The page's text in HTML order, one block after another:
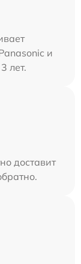
и
лет.
доставит